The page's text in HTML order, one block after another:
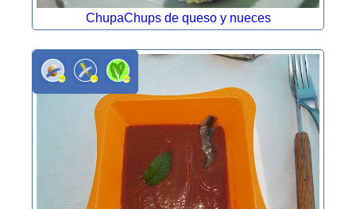
ChupaChups de queso y nueces